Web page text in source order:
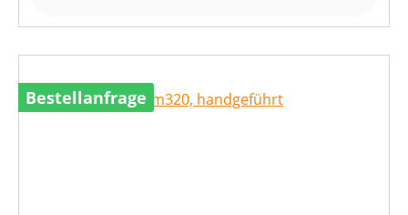
Bestellanfrage